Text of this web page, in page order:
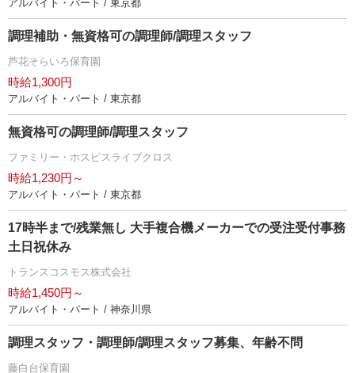
アルバイト・パート / 東京都
調理補助・無資格可の調理師/調理スタッフ
芦花そらいろ保育園
時給1,300円
アルバイト・パート / 東京都
無資格可の調理師/調理スタッフ
ファミリー・ホスピスライブクロス
時給1,230円～
アルバイト・パート / 東京都
17時半まで/残業無し 大手複合機メーカーでの受注受付事務
土日祝休み
トランスコスモス株式会社
時給1,450円～
アルバイト・パート / 神奈川県
調理スタッフ・調理師/調理スタッフ募集、年齢不問
藤白台保育園